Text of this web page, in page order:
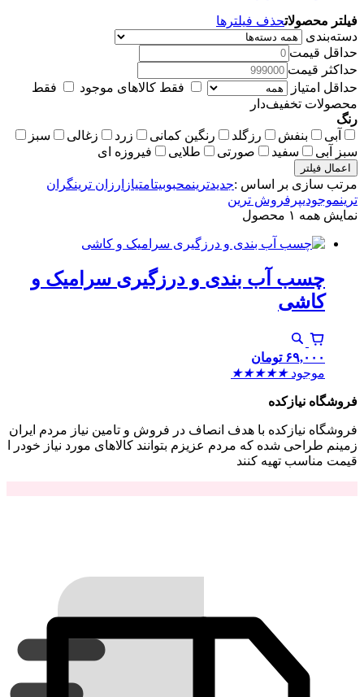
فیلتر محصولاتحذف فیلترها
دسته‌بندی
حداقل قیمت
حداکثر قیمت
حداقل امتیاز
فقط کالاهای موجود
فقط
محصولات تخفیف‌دار
رنگ
آبی
بنفش رزگلد رنگین کمانی زرد زغالی
سبز
سبز آبی
سفید صورتی طلایی فیروزه ای
اعمال فیلتر
مرتب سازی بر اساس :جدیدترینمحبوبیتامتیاز ارزان ترینگران
ترینموجودیپرفروش ترین
نمایش همه ۱ محصول
چسب آب بندی و درزگیری سرامیک و
کاشی
۶۹,۰۰۰ تومان
موجود ★
★
★
★
★
فروشگاه نیازکده
فروشگاه نیازکده با هدف انصاف در فروش و تامین نیاز مردم ایران
زمینم طراحی شده که مردم عزیزم بتوانند کالاهای مورد نیاز خودر ا
قیمت مناسب تهیه کنند